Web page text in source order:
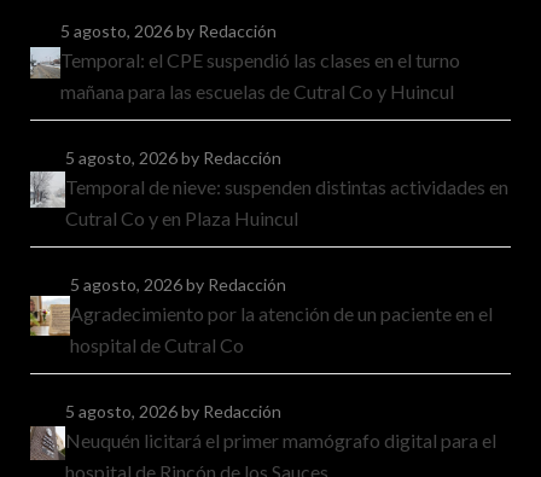
5 agosto, 2026by Redacción
Temporal: el CPE suspendió las clases en el turno
mañana para las escuelas de Cutral Co y Huincul
5 agosto, 2026by Redacción
Temporal de nieve: suspenden distintas actividades en
Cutral Co y en Plaza Huincul
5 agosto, 2026by Redacción
Agradecimiento por la atención de un paciente en el
hospital de Cutral Co
5 agosto, 2026by Redacción
Neuquén licitará el primer mamógrafo digital para el
hospital de Rincón de los Sauces